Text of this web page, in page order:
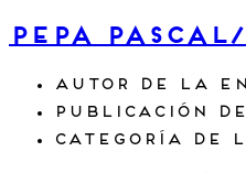
Pepa
Autor de la
Publicación
Categoría de